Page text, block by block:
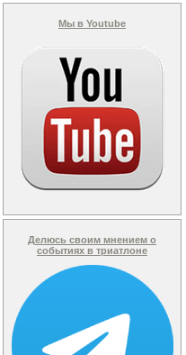
Мы в Youtube
Делюсь своим мнением о
событиях в триатлоне